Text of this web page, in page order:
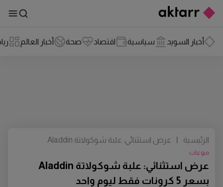
أخبار السويد سياسية اقتصاد صحة أخبار العالم
عرض استثنائي: علبة شوكولاتة Aladdin
بسعر 5 كرونات فقط ليوم واحد
منوعات
الرئيسية |
عرض استثنائي: علبة شوكولاتة Aladdin